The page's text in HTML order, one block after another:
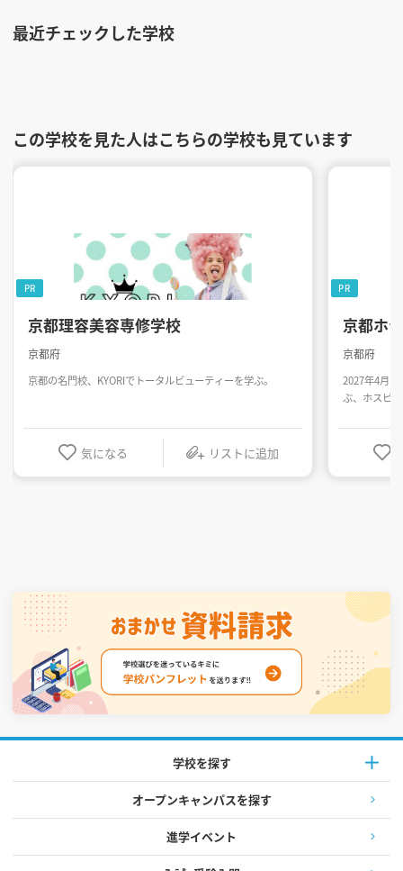
最近チェックした学校
この学校を見た人はこちらの学校も見ています
京都理容美容専修学校
京都府
京都の名門校、KYORIでトータルビューティーを学ぶ。
気になる リストに追加
PR
京都ホ
京都府
2027年4月
ぶ、ホスピ
PR
学校を探す
オープンキャンパスを探す
進学イベント